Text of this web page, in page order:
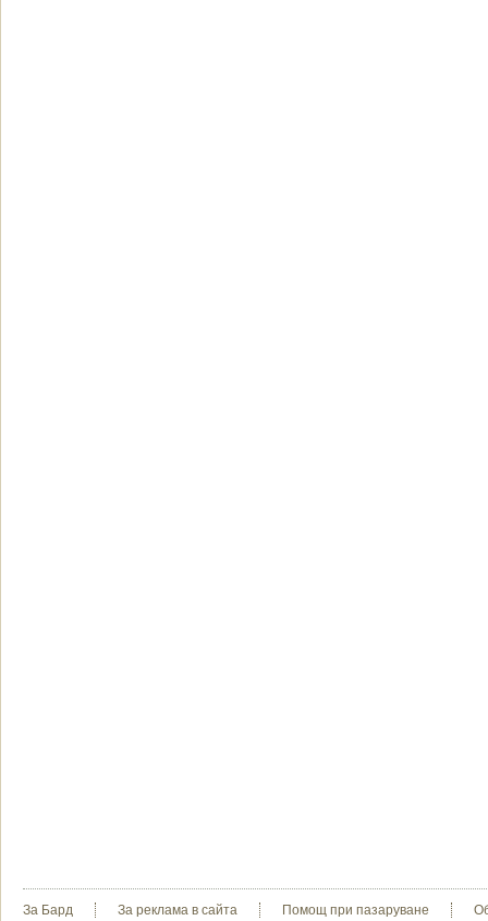
За Бард За реклама в сайта Помощ при пазаруване